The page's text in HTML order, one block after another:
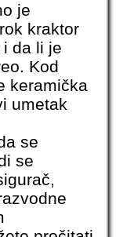
je
kraktor
da li je
Kod
keramička
umetak
se
se